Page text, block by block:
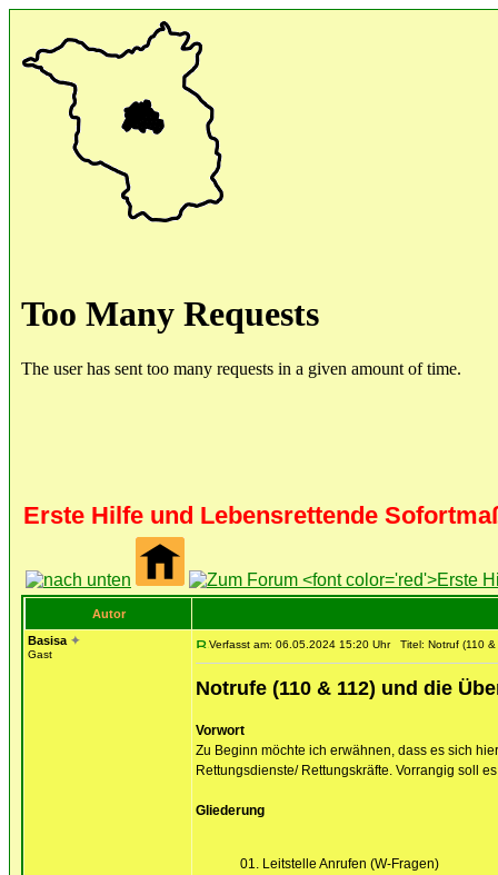
Erste Hilfe und Lebensrettende
Autor
Basisa ✦
Gast
Verfasst am: 06.05.2024 15:20 Uhr Titel: Notruf (110
Notrufe (110 & 112) und die
Vorwort
Zu Beginn möchte ich erwähnen, dass es sich
Rettungsdienste/ Rettungskräfte. Vorrangig soll
Gliederung
01. Leitstelle Anrufen (W-Fragen)